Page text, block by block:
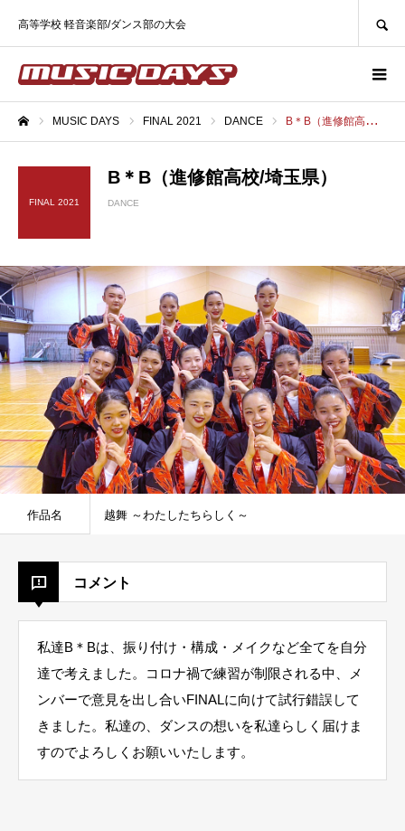
高等学校 軽音楽部/ダンス部の大会
MUSIC DAYS FINAL 2021 DANCE B＊B（進修館高校/埼玉県）
FINAL 2021
B＊B（進修館高校/埼玉県）
DANCE
作品名 越舞 ～わたしたちらしく～
コメント
私達B＊Bは、振り付け・構成・メイクなど全てを自分
達で考えました。コロナ禍で練習が制限される中、メ
ンバーで意見を出し合いFINALに向けて試行錯誤して
きました。私達の、ダンスの想いを私達らしく届けま
すのでよろしくお願いいたします。